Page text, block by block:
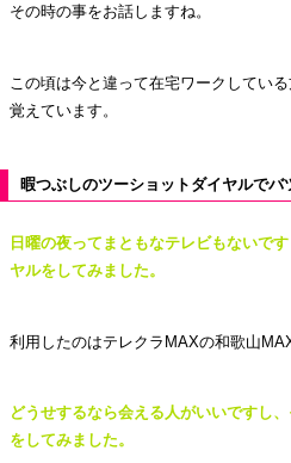
その時の事をお話しますね。
この頃は今と違って在宅ワークしてい
覚えています。
暇つぶしのツーショットダイヤルでバ
日曜の夜ってまともなテレビもないで
ヤルをしてみました。
利用したのはテレクラMAXの和歌山
どうせするなら会える人がいいですし
をしてみました。